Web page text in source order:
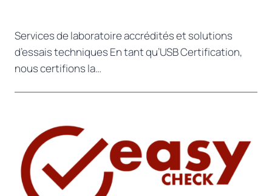
Services de laboratoire accrédités et solutions
d’essais techniques En tant qu’USB Certification,
nous certifions la…